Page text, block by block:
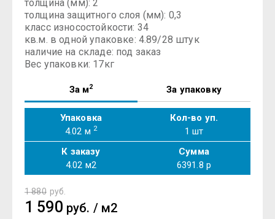
толщина (мм): 2
толщина защитного слоя (мм): 0,3
класс износостойкости: 34
кв.м. в одной упаковке: 4.89/28 штук
наличие на складе: под заказ
Вес упаковки: 17кг
За м2 За упаковку
Упаковка
4.02 м 2
Кол-во уп.
1 шт
К заказу
4.02 м2
Сумма
6391.8 р
1 880 руб.
1 590 руб. / м2